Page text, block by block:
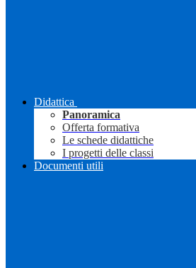
Didattica
Panoramica
Offerta formativa
Le schede didattiche
I progetti delle classi
Documenti utili